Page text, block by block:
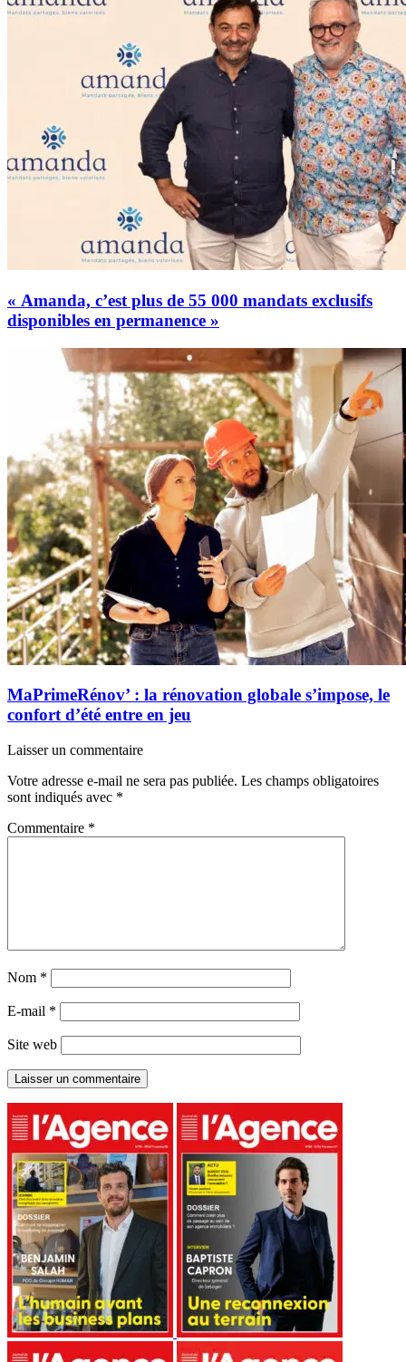
« Amanda, c’est plus de 55 000 mandats exclusifs
disponibles en permanence »
MaPrimeRénov’ : la rénovation globale s’impose, le
confort d’été entre en jeu
Laisser un commentaire
Votre adresse e-mail ne sera pas publiée. Les champs obligatoires
sont indiqués avec *
Commentaire *
Nom *
E-mail *
Site web